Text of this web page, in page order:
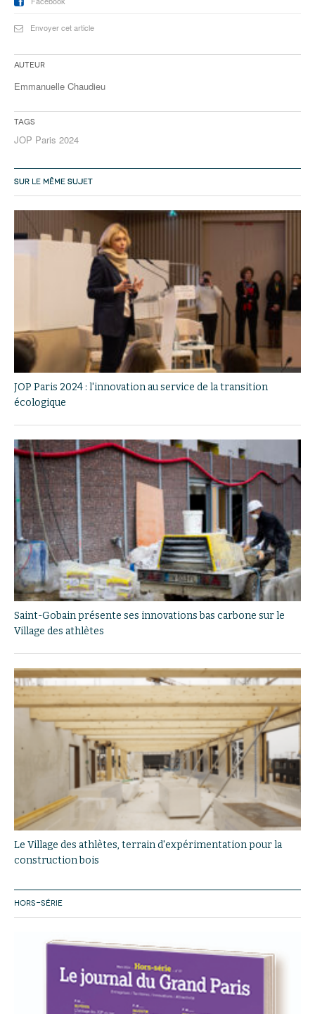
Envoyer cet article
Auteur
Emmanuelle Chaudieu
Tags
JOP Paris 2024
SUR LE MÊME SUJET
JOP Paris 2024 : l'innovation au service de la transition
écologique
Saint-Gobain présente ses innovations bas carbone sur le
Village des athlètes
Le Village des athlètes, terrain d'expérimentation pour la
construction bois
HORS-SÉRIE